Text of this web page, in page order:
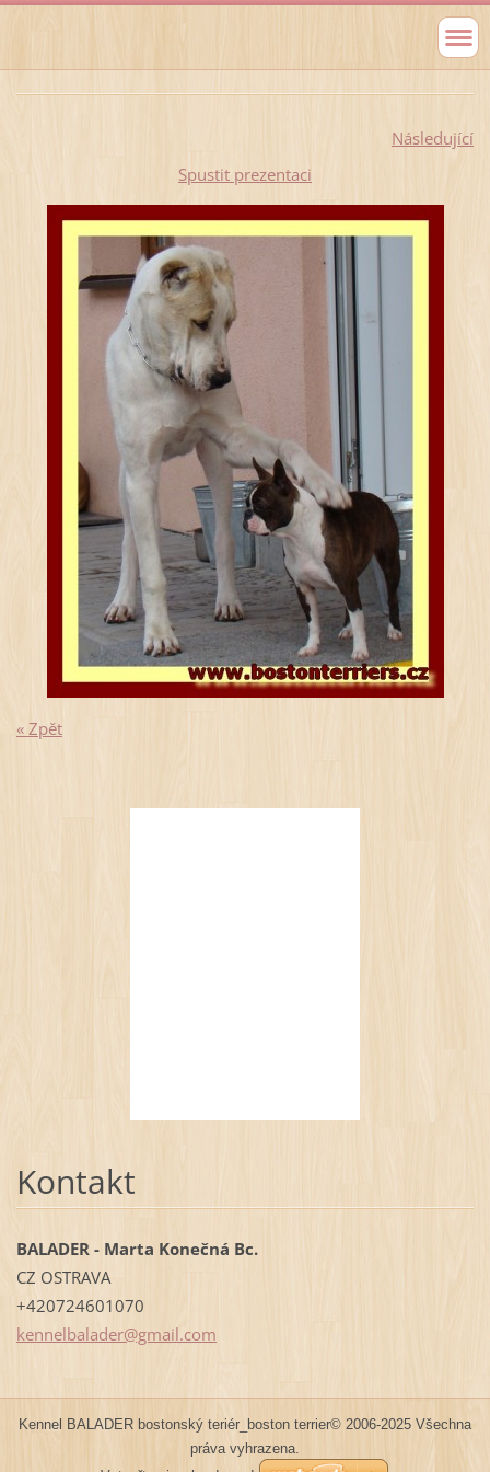
Následující
Spustit prezentaci
« Zpět
Kontakt
BALADER - Marta Konečná Bc.
CZ OSTRAVA
+420724601070
kennelbalader@gmail.com
Kennel BALADER bostonský teriér_boston terrier© 2006-2025 Všechna
práva vyhrazena.